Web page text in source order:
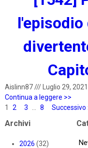
l'episodio
Aislinn87/// Luglio 29, 2021
Continua a leggere >>
1
2 3 8 Successivo
Archivi
2026 (32)